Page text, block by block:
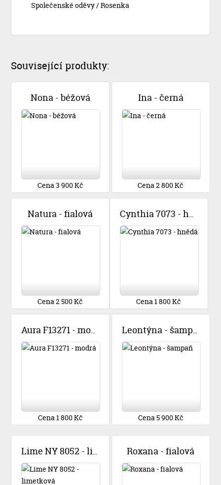
Společenské oděvy / Rosenka
Související produkty:
Nona - béžová
Cena 3 900 Kč
Ina - černá
Cena 2 800 Kč
Natura - fialová
Cena 2 500 Kč
Cynthia 7073 - hnědá
Cena 1 800 Kč
Aura F13271 - modrá
Cena 1 800 Kč
Leontýna - šampaň
Cena 5 900 Kč
Lime NY 8052 - limetková Roxana - fialová